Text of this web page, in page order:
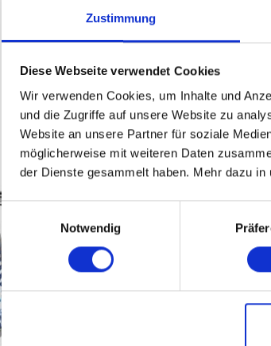
Zustimmung
Diese Webseite verwendet Cookies
Wir verwenden Cookies, um Inhalte und
und die Zugriffe auf unsere Website zu
Website an unsere Partner für soziale
möglicherweise mit weiteren Daten
der Dienste gesammelt haben. Mehr dazu in
Einwilligungsauswahl
Notwendig
Farbe